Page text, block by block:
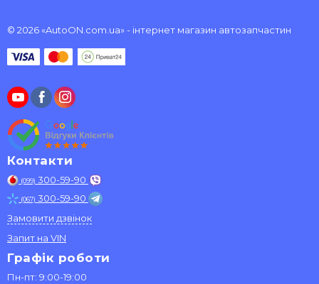
© 2026 «AutoON.com.ua» - інтернет магазин автозапчастин
Контакти
(099) 300-59-90
(067) 300-59-90
Замовити дзвінок
Запит на VIN
Графік роботи
Пн-пт: 9:00-19:00